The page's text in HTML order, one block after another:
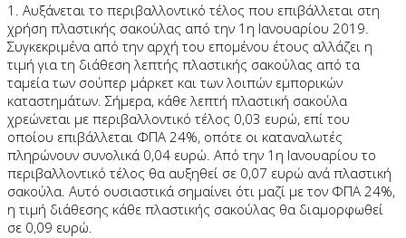
1. Αυξάνεται το περιβαλλοντικό τέλος που επιβάλλεται στη
χρήση πλαστικής σακούλας από την 1η Ιανουαρίου 2019.
Συγκεκριμένα από την αρχή του επομένου έτους αλλάζει η
τιμή για τη διάθεση λεπτής πλαστικής σακούλας από τα
ταμεία των σούπερ μάρκετ και των λοιπών εμπορικών
καταστημάτων. Σήμερα, κάθε λεπτή πλαστική σακούλα
χρεώνεται με περιβαλλοντικό τέλος 0,03 ευρώ, επί του
οποίου επιβάλλεται ΦΠΑ 24%, οπότε οι καταναλωτές
πληρώνουν συνολικά 0,04 ευρώ. Από την 1η Ιανουαρίου το
περιβαλλοντικό τέλος θα αυξηθεί σε 0,07 ευρώ ανά πλαστική
σακούλα. Αυτό ουσιαστικά σημαίνει ότι μαζί με τον ΦΠΑ 24%,
η τιμή διάθεσης κάθε πλαστικής σακούλας θα διαμορφωθεί
σε 0,09 ευρώ.